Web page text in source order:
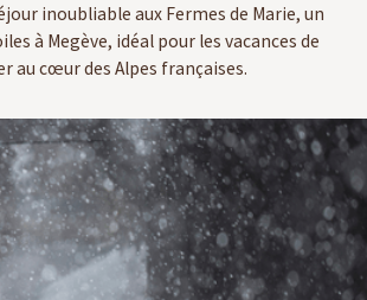
inoubliable aux Fermes de Marie, un
à Megève, idéal pour les vacances de
au cœur des Alpes françaises.